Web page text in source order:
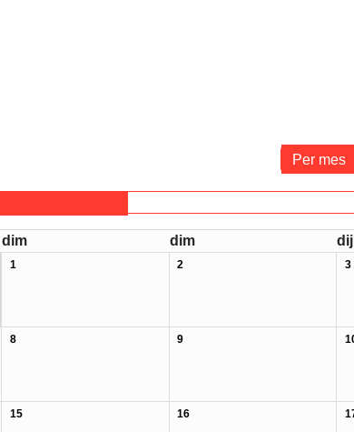
Per mes
dim dim dij
1 2 3
8 9
15 16